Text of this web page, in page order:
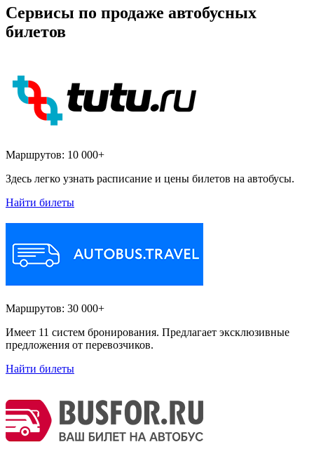
Сервисы по продаже автобусных
билетов
Маршрутов: 10 000+
Здесь легко узнать расписание и цены билетов на автобусы.
Найти билеты
Маршрутов: 30 000+
Имеет 11 систем бронирования. Предлагает эксклюзивные
предложения от перевозчиков.
Найти билеты